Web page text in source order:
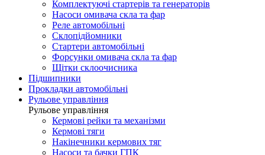
Комплектуючі стартерів та генераторів
Насоси омивача скла та фар
Реле автомобільні
Склопідйомники
Стартери автомобільні
Форсунки омивача скла та фар
Щітки склоочисника
Підшипники
Прокладки автомобільні
Рульове управління
Рульове управління
Кермові рейки та механізми
Кермові тяги
Накінечники кермових тяг
Насоси та бачки ГПК